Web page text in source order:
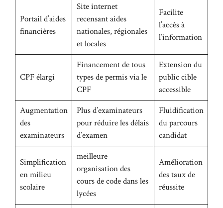
Portail d’aides
financières
Site internet
recensant aides
nationales, régionales
et locales
Facilite
l’accès à
l’information
CPF élargi
Financement de tous
types de permis via le
CPF
Extension du
public cible
accessible
Augmentation
des
examinateurs
Plus d’examinateurs
pour réduire les délais
d’examen
Fluidification
du parcours
candidat
Simplification
en milieu
scolaire
meilleure
organisation des
cours de code dans les
lycées
Amélioration
des taux de
réussite